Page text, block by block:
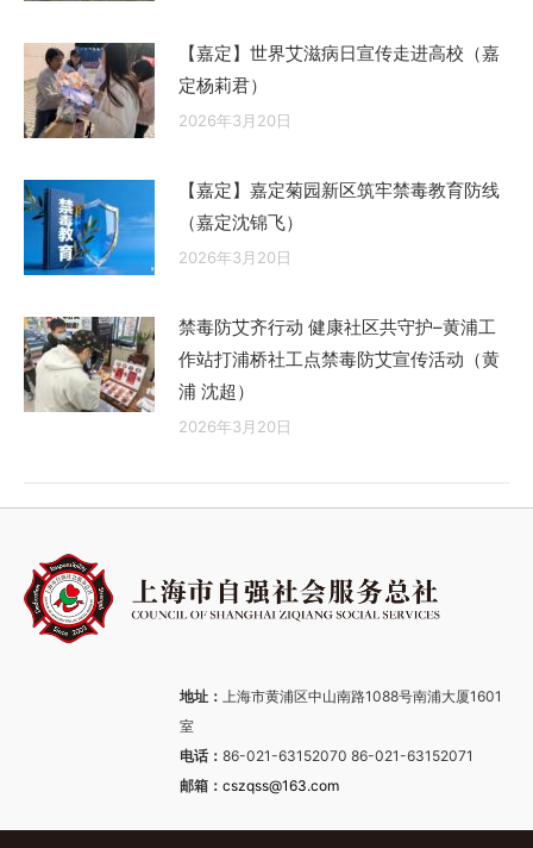
【嘉定】世界艾滋病日宣传走进高校（嘉
定杨莉君）
2026年3月20日
【嘉定】嘉定菊园新区筑牢禁毒教育防线
（嘉定沈锦飞）
2026年3月20日
禁毒防艾齐行动 健康社区共守护–黄浦工
作站打浦桥社工点禁毒防艾宣传活动（黄
浦 沈超）
2026年3月20日
地址： 上海市黄浦区中山南路1088号南浦大厦1601
室
电话： 86-021-63152070 86-021-63152071
邮箱： cszqss@163.com